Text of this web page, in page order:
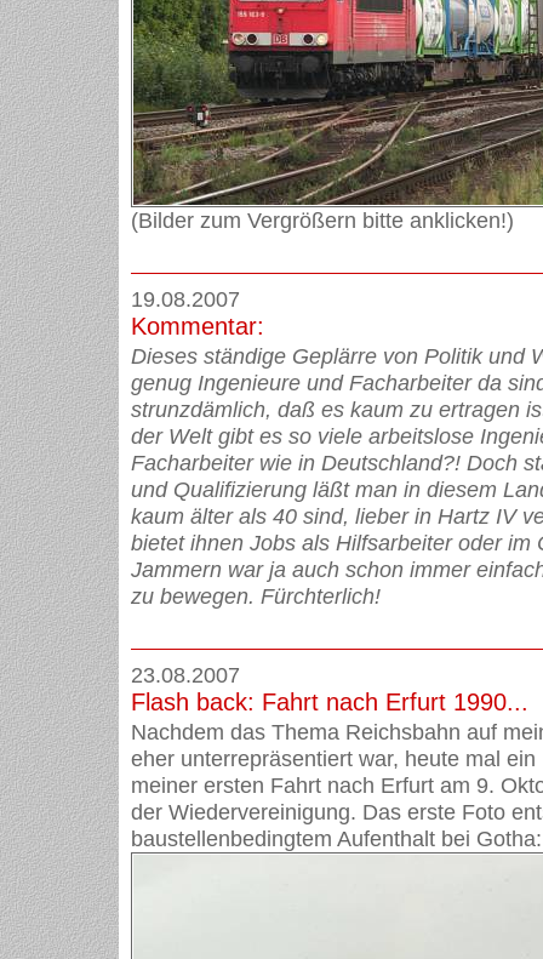
(Bilder zum Vergrößern bitte anklicken!)
19.08.2007
Kommentar:
Dieses ständige Geplärre von Politik und
genug Ingenieure und Facharbeiter da
strunzdämlich, daß es kaum zu ertragen
der Welt gibt es so viele arbeitslose
Facharbeiter wie in Deutschland?! Doch
und Qualifizierung läßt man in diesem
kaum älter als 40 sind, lieber in Hartz IV
bietet ihnen Jobs als Hilfsarbeiter oder im
Jammern war ja auch schon immer
zu bewegen. Fürchterlich!
23.08.2007
Flash back: Fahrt nach Erfurt 1990...
Nachdem das Thema Reichsbahn auf
eher unterrepräsentiert war, heute mal
meiner ersten Fahrt nach Erfurt am 9.
der Wiedervereinigung. Das erste Foto
baustellenbedingtem Aufenthalt bei Gotha: